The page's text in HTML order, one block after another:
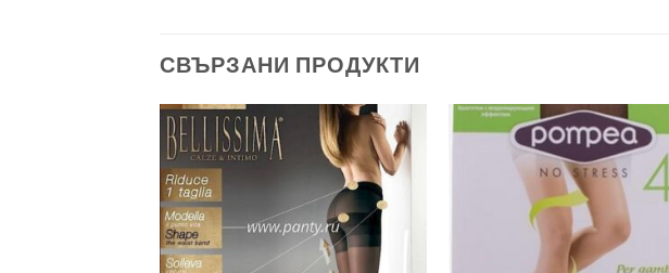
СВЪРЗАНИ ПРОДУКТИ
Add to
wishlist